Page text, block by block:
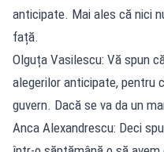
anticipate. Mai ales că nici
față.
Olguța Vasilescu: Vă spun
alegerilor anticipate, pentru
guvern. Dacă se va da un
Anca Alexandrescu: Deci